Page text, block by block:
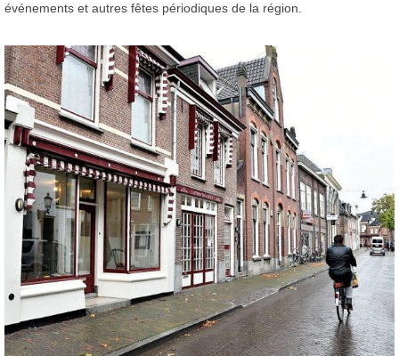
événements et autres fêtes périodiques de la région.